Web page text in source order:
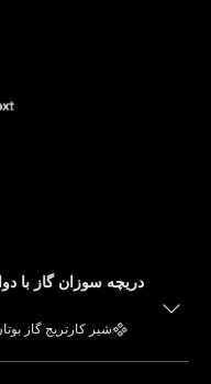
دریچه سوزان گاز با
شیر کارتریج گاز